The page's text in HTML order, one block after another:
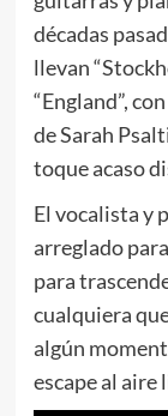
décadas
llevan
“England”,
de Sarah
toque acaso
El vocalista y
arreglado
para
cualquiera
algún
escape al